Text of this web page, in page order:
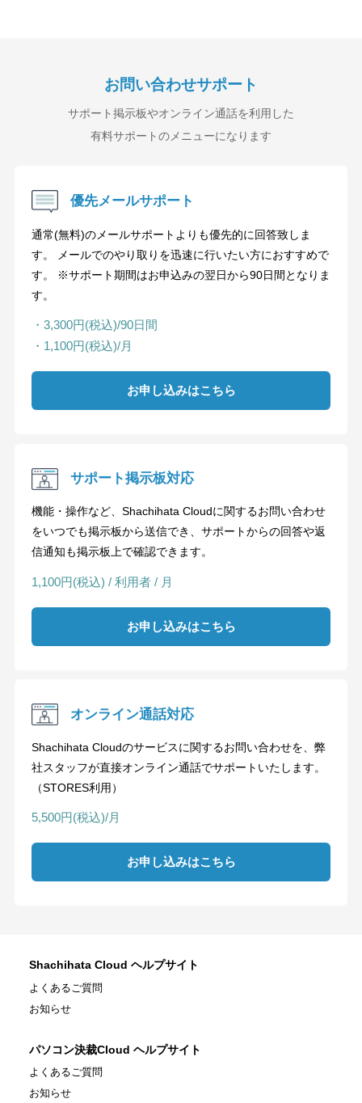
お問い合わせサポート
サポート掲示板やオンライン通話を利用した
有料サポートのメニューになります
優先メールサポート
通常(無料)のメールサポートよりも優先的に回答致しま
す。 メールでのやり取りを迅速に行いたい方におすすめで
す。 ※サポート期間はお申込みの翌日から90日間となりま
す。
・3,300円(税込)/90日間
・1,100円(税込)/月
お申し込みはこちら
サポート掲示板対応
機能・操作など、Shachihata Cloudに関するお問い合わせ
をいつでも掲示板から送信でき、サポートからの回答や返
信通知も掲示板上で確認できます。
1,100円(税込) / 利用者 / 月
お申し込みはこちら
オンライン通話対応
Shachihata Cloudのサービスに関するお問い合わせを、弊
社スタッフが直接オンライン通話でサポートいたします。
（STORES利用）
5,500円(税込)/月
お申し込みはこちら
Shachihata Cloud ヘルプサイト
よくあるご質問
お知らせ
パソコン決裁Cloud ヘルプサイト
よくあるご質問
お知らせ